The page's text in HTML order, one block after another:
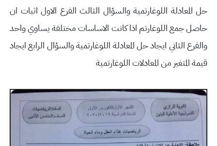
حل المعادلة اللوغارتمية والسؤال الثالث الفرع الاول اثبات ان
حاصل جمع اللوغارتم اذا كانت الاساسات مختلفة يساوي واحد
والفرع الثاني ايجاد حل المعادلة اللوغارتمية والسؤال الرابع ايجاد
قيمة المتغير من المعادلات اللوغارتمية